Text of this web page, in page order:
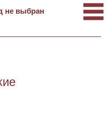
не выбран